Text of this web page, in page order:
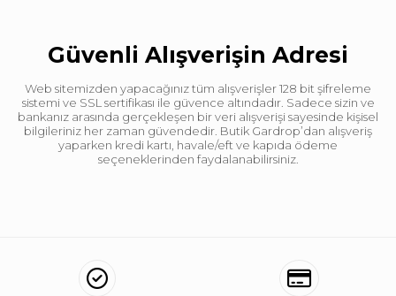
Güvenli Alışverişin Adresi
Web sitemizden yapacağınız tüm alışverişler 128 bit şifreleme
sistemi ve SSL sertifikası ile güvence altındadır. Sadece sizin ve
bankanız arasında gerçekleşen bir veri alışverişi sayesinde kişisel
bilgileriniz her zaman güvendedir. Butik Gardrop’dan alışveriş
yaparken kredi kartı, havale/eft ve kapıda ödeme
seçeneklerinden faydalanabilirsiniz.